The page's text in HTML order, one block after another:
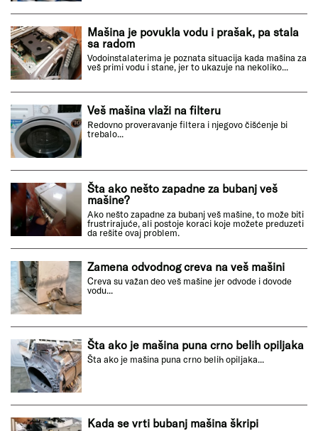
Mašina je povukla vodu i prašak, pa stala
sa radom
Vodoinstalaterima je poznata situacija kada mašina za
veš primi vodu i stane, jer to ukazuje na nekoliko...
Veš mašina vlaži na filteru
Redovno proveravanje filtera i njegovo čišćenje bi
trebalo...
Šta ako nešto zapadne za bubanj veš
mašine?
Ako nešto zapadne za bubanj veš mašine, to može biti
frustrirajuće, ali postoje koraci koje možete preduzeti
da rešite ovaj problem.
Zamena odvodnog creva na veš mašini
Creva su važan deo veš mašine jer odvode i dovode
vodu...
Šta ako je mašina puna crno belih opiljaka
Šta ako je mašina puna crno belih opiljaka...
Kada se vrti bubanj mašina škripi